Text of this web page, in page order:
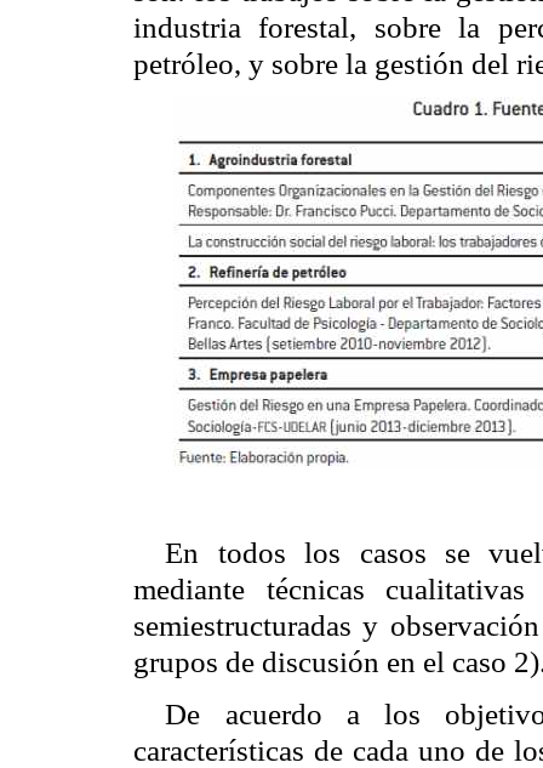
industria forestal, sobre la
petróleo, y sobre la gestión del
En todos los casos se
mediante técnicas
semiestructuradas y
grupos de discusión en el caso
De acuerdo a los
características de cada uno de